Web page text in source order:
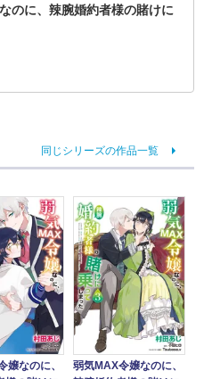
のに、辣腕婚約者様の賭けに
同じシリーズの作品一覧
嬢なのに、
弱気MAX令嬢なのに、